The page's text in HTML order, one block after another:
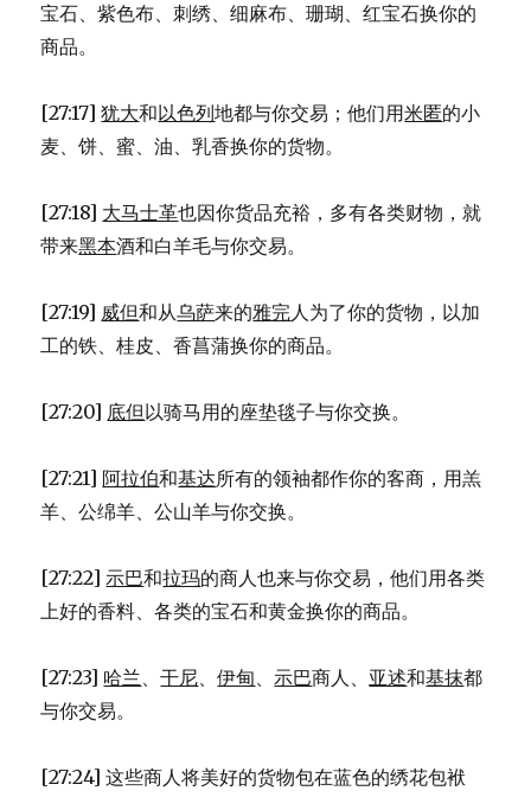
宝石、紫色布、刺绣、细麻布、珊瑚、红宝石换你的
商品。
[27:17]犹大和以色列地都与你交易；他们用米匿的小
麦、饼、蜜、油、乳香换你的货物。
[27:18] 大马士革也因你货品充裕，多有各类财物，就
带来黑本酒和白羊毛与你交易。
[27:19] 威但和从乌萨来的雅完人为了你的货物，以加
工的铁、桂皮、香菖蒲换你的商品。
[27:20] 底但以骑马用的座垫毯子与你交换。
[27:21] 阿拉伯和基达所有的领袖都作你的客商，用羔
羊、公绵羊、公山羊与你交换。
[27:22]示巴和拉玛的商人也来与你交易，他们用各类
上好的香料、各类的宝石和黄金换你的商品。
[27:23] 哈兰、干尼、伊甸、示巴商人、 亚述和基抹都
与你交易。
[27:24] 这些商人将美好的货物包在蓝色的绣花包袱